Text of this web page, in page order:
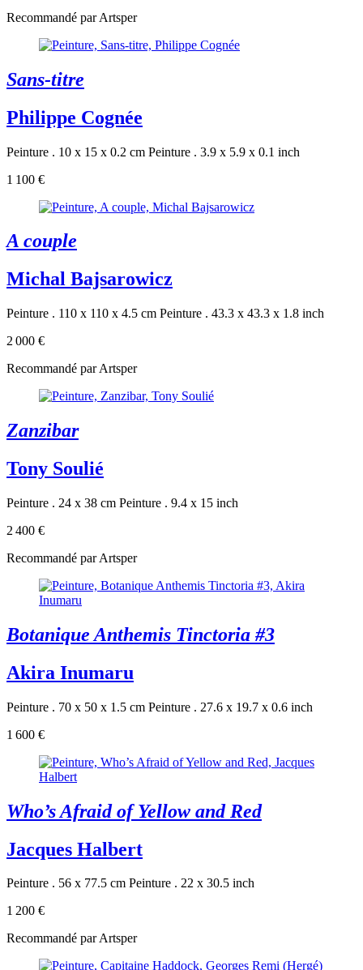
Recommandé par Artsper
Sans-titre
Philippe Cognée
Peinture . 10 x 15 x 0.2 cm Peinture . 3.9 x 5.9 x 0.1 inch
1 100 €
A couple
Michal Bajsarowicz
Peinture . 110 x 110 x 4.5 cm Peinture . 43.3 x 43.3 x 1.8 inch
2 000 €
Recommandé par Artsper
Zanzibar
Tony Soulié
Peinture . 24 x 38 cm Peinture . 9.4 x 15 inch
2 400 €
Recommandé par Artsper
Botanique Anthemis Tinctoria #3
Akira Inumaru
Peinture . 70 x 50 x 1.5 cm Peinture . 27.6 x 19.7 x 0.6 inch
1 600 €
Who’s Afraid of Yellow and Red
Jacques Halbert
Peinture . 56 x 77.5 cm Peinture . 22 x 30.5 inch
1 200 €
Recommandé par Artsper